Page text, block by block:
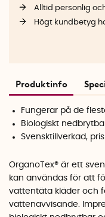
Alltid personlig
Högt kundbetyg
Produktinfo
Fungerar på de
Biologiskt
Svensktillverkad,
OrganoTex® är ett
kan användas för att
vattentäta kläder och
vattenavvisande.